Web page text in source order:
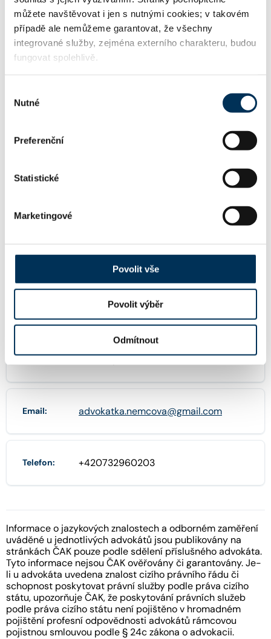
můžete navštěvovat i jen s nutnými cookies; v takovém
případě ale nemůžeme garantovat, že všechny
integrované služby, zejména externího charakteru, budou
fungovat spolehlivě.
souhlasu
Nutné
Preferenční
Statistické
Marketingové
Povolit vše
Povolit výběr
Odmítnout
Mediátor
Email:
FIRMA
Název: Mgr. PETRA NĚMCOVÁ, advokátka
04608305
Adresa: Svobody 2084, 54701 Náchod
Email: advokatka.nemcova@gmail.com
Telefon: +420732960203
Informace o jazykových znalostech a odborném zaměření
uváděné u jednotlivých advokátů jsou publikovány na
stránkách ČAK pouze podle sdělení příslušného advokáta.
Tyto informace nejsou ČAK ověřovány či garantovány. Je-
li u advokáta uvedena znalost cizího právního řádu či
schopnost poskytovat právní služby podle práva cizího
státu, upozorňuje ČAK, že poskytování právních služeb
podle práva cizího státu není pojištěno v hromadném
pojištění profesní odpovědnosti advokátů rámcovou
pojistnou smlouvou podle § 24c zákona o advokacii.